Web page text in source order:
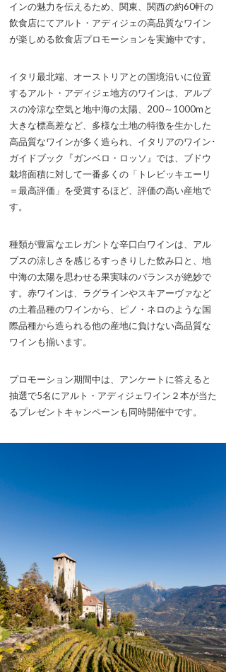
インの魅力を伝えるため、関東、関西の約60軒の
飲食店にてアルト・アディジェの高品質なワイン
が楽しめる飲食店プロモーションを実施中です。
イタリ最北端、オーストリアとの国境沿いに位置
するアルト・アディジェ地方のワインは、アルプ
スの冷涼な空気と地中海の太陽、200～1000mと
大きな標高差など、多様な土地の特徴を生かした
高品質なワインが多く造られ、イタリアのワイン･
ガイドブック『ガンベロ・ロッソ』では、ブドウ
栽培面積に対して一番多くの「トレビッキエーリ
＝最高評価」を受賞するほど、評価の高い産地で
す。
種類が豊富なエレガントな辛口白ワインは、アル
プスの涼しさを感じるすっきりした飲み口と、地
中海の太陽を思わせる果実味のバランスが絶妙で
す。赤ワインは、ラグラインやスキアーヴァなど
の土着品種のワインから、ピノ・ネロのような国
際品種から造られる他の産地に負けない高品質な
ワインも揃います。
プロモーション期間中は、アンケートに答えると
抽選で5名にアルト・アディジェワイン２本が当た
るプレゼントキャンペーンも同時開催中です。